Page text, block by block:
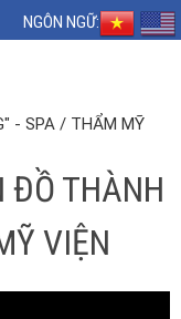
NGÔN NGỮ:
- SPA / THẨM MỸ
ĐỒ THÀNH
VIỆN